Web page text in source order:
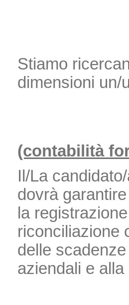
Stiamo
dimensioni un/
(contabilità
Il/La
dovrà
la
riconciliazione
delle
aziendali e